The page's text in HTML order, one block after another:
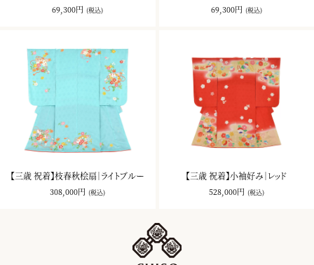
69,300円 (税込) 69,300円 (税込)
【三歳 祝着】枝春秋桧扇｜ライトブルー
308,000円 (税込)
【三歳 祝着】小袖好み｜レッド
528,000円 (税込)